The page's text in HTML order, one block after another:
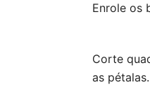
Enrole os
Corte
as pétalas.